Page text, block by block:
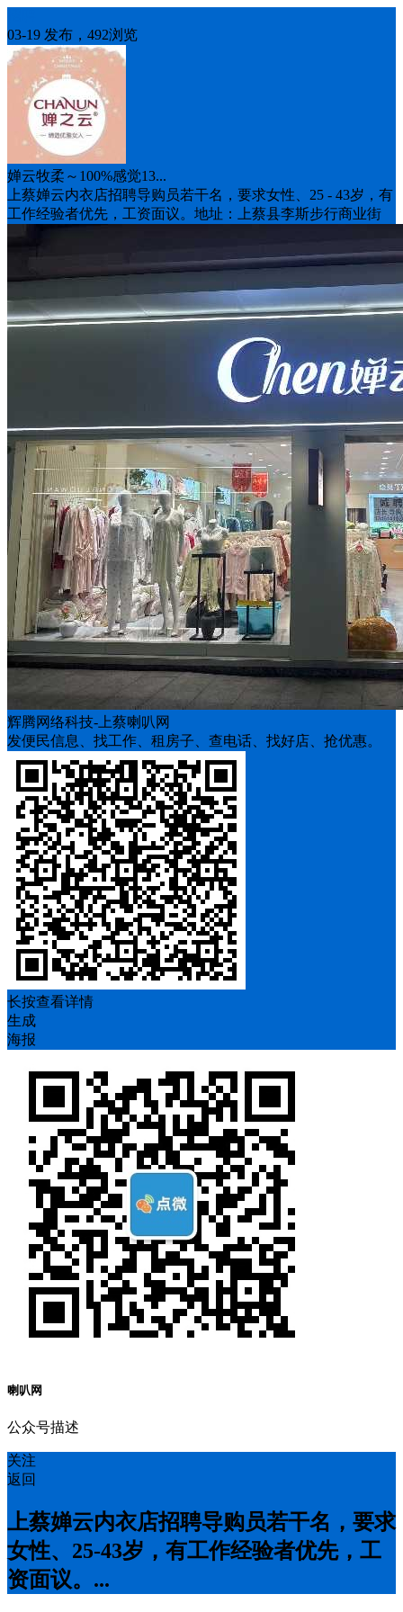
03-19 发布，492浏览
婵云牧柔～100%感觉13...
上蔡婵云内衣店招聘导购员若干名，要求女性、25 - 43岁，有
工作经验者优先，工资面议。地址：上蔡县李斯步行商业街
辉腾网络科技-上蔡喇叭网
发便民信息、找工作、租房子、查电话、找好店、抢优惠。
长按查看详情
生成
海报
喇叭网
公众号描述
关注
返回
上蔡婵云内衣店招聘导购员若干名，要求
女性、25-43岁，有工作经验者优先，工
资面议。...